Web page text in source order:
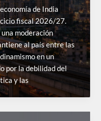
de India
fiscal 2026/27.
moderación
al país entre las
en un
por la debilidad del
y las